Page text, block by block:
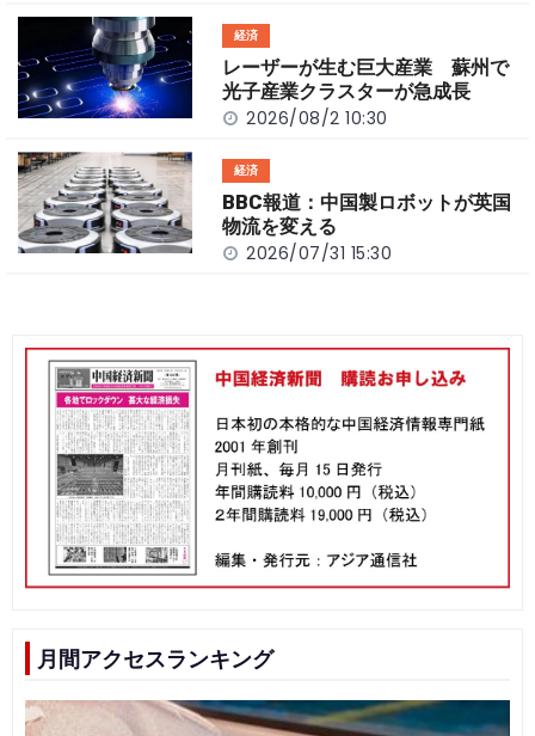
経済
レーザーが生む巨大産業 蘇州で
光子産業クラスターが急成長
2026/08/2 10:30
経済
BBC報道：中国製ロボットが英国
物流を変える
2026/07/31 15:30
月間アクセスランキング